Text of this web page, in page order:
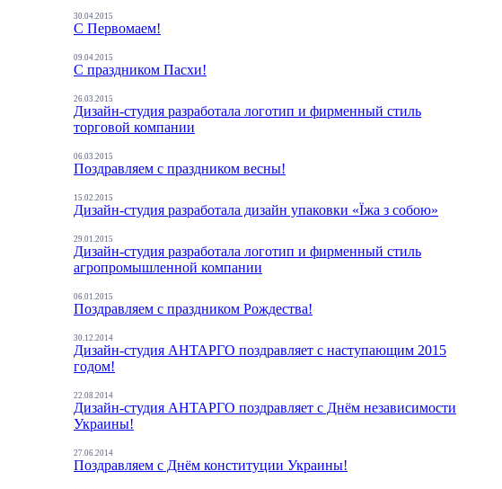
30.04.2015
С Первомаем!
09.04.2015
С праздником Пасхи!
26.03.2015
Дизайн-студия разработала логотип и фирменный стиль
торговой компании
06.03.2015
Поздравляем с праздником весны!
15.02.2015
Дизайн-студия разработала дизайн упаковки «Їжа з собою»
29.01.2015
Дизайн-студия разработала логотип и фирменный стиль
агропромышленной компании
06.01.2015
Поздравляем с праздником Рождества!
30.12.2014
Дизайн-студия АНТАРГО поздравляет с наступающим 2015
годом!
22.08.2014
Дизайн-студия АНТАРГО поздравляет с Днём независимости
Украины!
27.06.2014
Поздравляем с Днём конституции Украины!